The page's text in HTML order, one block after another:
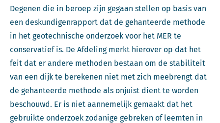
Degenen die in beroep zijn gegaan stellen op basis van
een deskundigenrapport dat de gehanteerde methode
in het geotechnische onderzoek voor het MER te
conservatief is. De Afdeling merkt hierover op dat het
feit dat er andere methoden bestaan om de stabiliteit
van een dijk te berekenen niet met zich meebrengt dat
de gehanteerde methode als onjuist dient te worden
beschouwd. Er is niet aannemelijk gemaakt dat het
gebruikte onderzoek zodanige gebreken of leemten in